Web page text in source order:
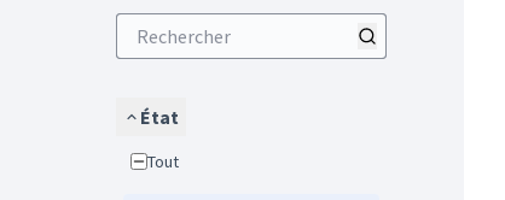
État
Tout